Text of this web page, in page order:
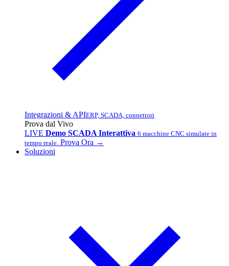
Integrazioni & APIERP, SCADA, connettori
Prova dal Vivo
LIVE Demo SCADA Interattiva 6 macchine CNC simulate in
tempo reale. Prova Ora →
Soluzioni